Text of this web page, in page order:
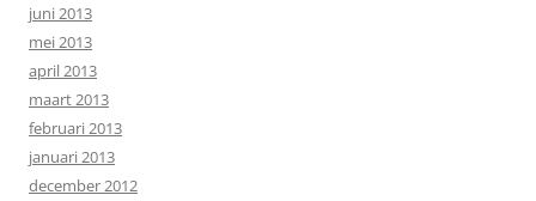
juni 2013
mei 2013
april 2013
maart 2013
februari 2013
januari 2013
december 2012